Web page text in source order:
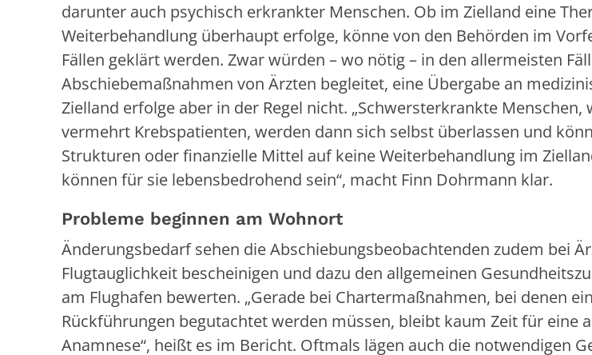
darunter auch psychisch erkrankter Menschen. Ob im Zielland eine
Weiterbehandlung überhaupt erfolge, könne von den Behörden im
Fällen geklärt werden. Zwar würden – wo nötig – in den allermeisten
Abschiebemaßnahmen von Ärzten begleitet, eine Übergabe an
Zielland erfolge aber in der Regel nicht. „Schwersterkrankte Menschen,
vermehrt Krebspatienten, werden dann sich selbst überlassen und
Strukturen oder finanzielle Mittel auf keine Weiterbehandlung im
können für sie lebensbedrohend sein“, macht Finn Dohrmann klar.
Probleme beginnen am Wohnort
Änderungsbedarf sehen die Abschiebungsbeobachtenden zudem bei
Flugtauglichkeit bescheinigen und dazu den allgemeinen
am Flughafen bewerten. „Gerade bei Chartermaßnahmen, bei denen
Rückführungen begutachtet werden müssen, bleibt kaum Zeit für eine
Anamnese“, heißt es im Bericht. Oftmals lägen auch die notwendigen